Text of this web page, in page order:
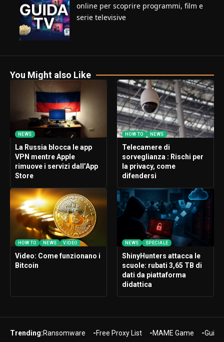
online per scoprire programmi, film e
serie televisive
You Might also Like
NEWS
La Russia blocca le app
VPN mentre Apple
rimuove i servizi dall’App
Store
HOW TO NEWS
Telecamere di
sorveglianza : Rischi per
la privacy, come
difendersi
HOW TO NEWS VIDEO
Video: Come funzionano i
Bitcoin
NEWS SPECIALE
ShinyHunters attacca le
scuole: rubati 3,65 TB di
dati da piattaforma
didattica
Trending:Ransomware Free Proxy List MAME Game Guide